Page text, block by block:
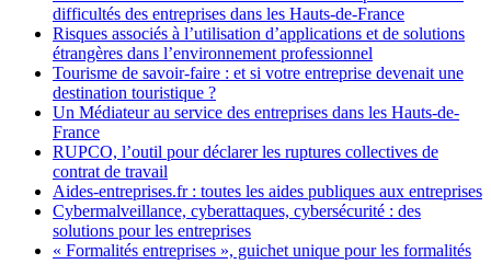
difficultés des entreprises dans les Hauts-de-France
Risques associés à l’utilisation d’applications et de solutions
étrangères dans l’environnement professionnel
Tourisme de savoir-faire : et si votre entreprise devenait une
destination touristique ?
Un Médiateur au service des entreprises dans les Hauts-de-
France
RUPCO, l’outil pour déclarer les ruptures collectives de
contrat de travail
Aides-entreprises.fr : toutes les aides publiques aux entreprises
Cybermalveillance, cyberattaques, cybersécurité : des
solutions pour les entreprises
« Formalités entreprises », guichet unique pour les formalités